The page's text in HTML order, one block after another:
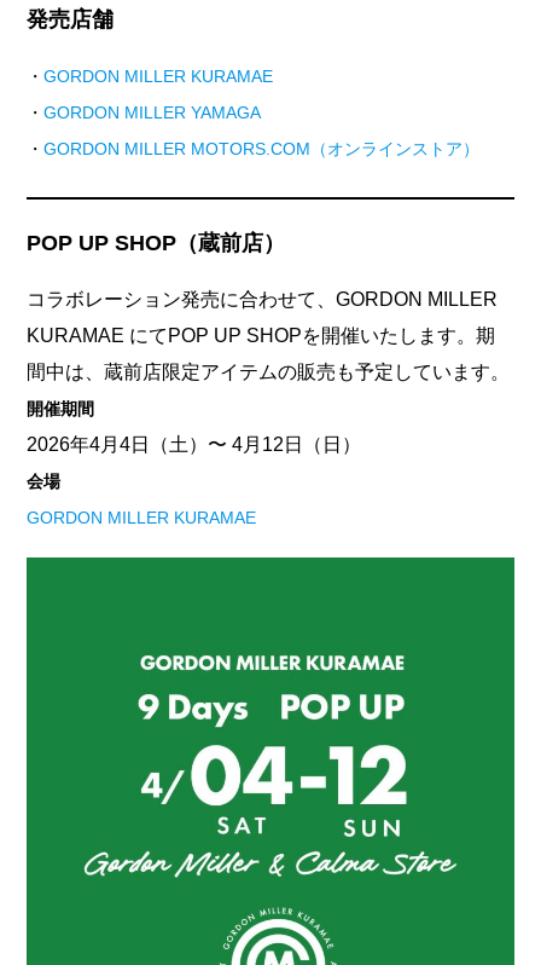
発売店舗
・GORDON MILLER KURAMAE
・GORDON MILLER YAMAGA
・GORDON MILLER MOTORS.COM（オンラインストア）
POP UP SHOP（蔵前店）
コラボレーション発売に合わせて、GORDON MILLER
KURAMAE にてPOP UP SHOPを開催いたします。期
間中は、蔵前店限定アイテムの販売も予定しています。
開催期間
2026年4月4日（土）〜 4月12日（日）
会場
GORDON MILLER KURAMAE